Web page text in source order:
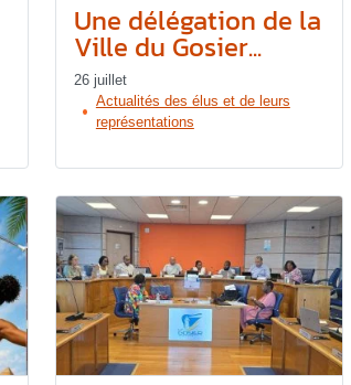
Une délégation de la
Ville du Gosier...
26 juillet
Actualités des élus et de leurs
représentations